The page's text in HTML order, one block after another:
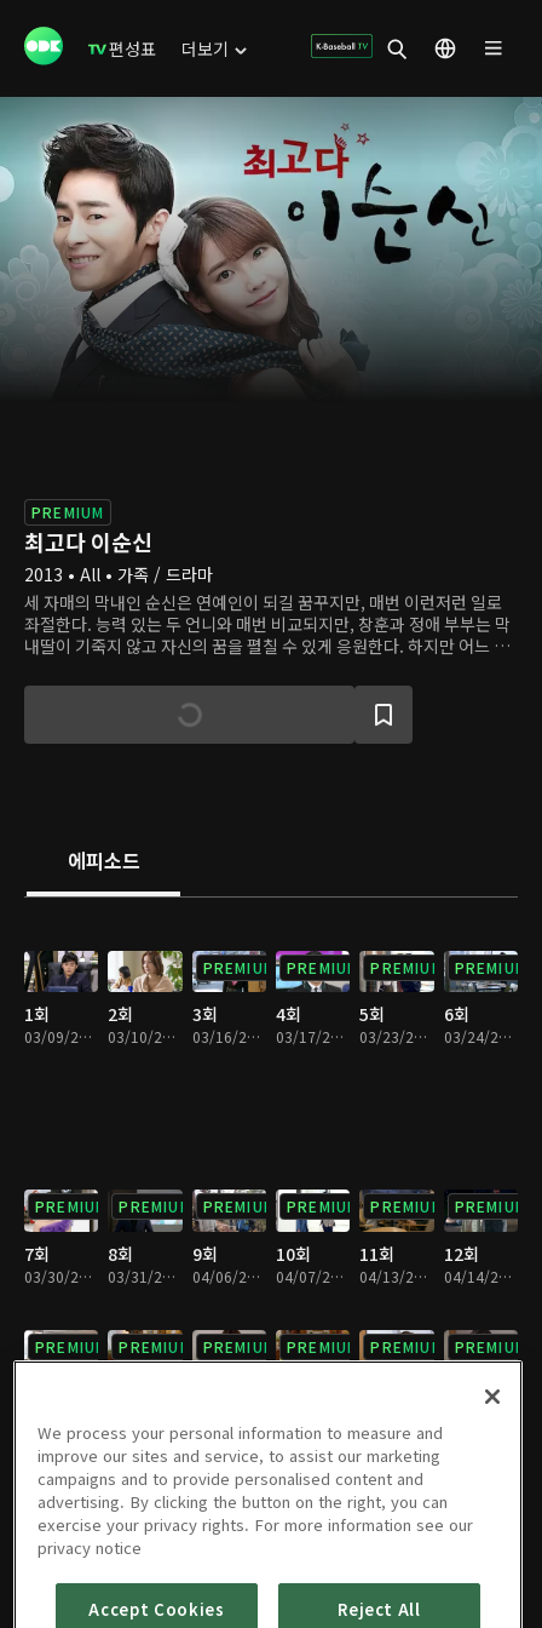
편성표 더보기
PREMIUM
최고다 이순신
2013 • All • 가족 / 드라마
세 자매의 막내인 순신은 연예인이 되길 꿈꾸지만, 매번 이런저런 일로
좌절한다. 능력 있는 두 언니와 매번 비교되지만, 창훈과 정애 부부는 막
내딸이 기죽지 않고 자신의 꿈을 펼칠 수 있게 응원한다. 하지만 어느 날,
명의 소용돌이에 휘말린다. 그 와중에 순신은 연예계 마이더스의 손으로
불리는 기획사 대표 신준호에게 발탁되어 마침내 꿈에 그리던 데뷔에 성
에피소드
1회
03/09/2013 • 1시간 4분
2회
03/10/2013 • 1시간 3분
PREMIUM
3회
03/16/2013 • 1시간 3분
PREMIUM
4회
03/17/2013 • 1시간 4분
PREMIUM
5회
03/23/2013 • 1시간 3분
PREMIUM
6회
03/24/2013 • 1시간 3분
PREMIUM
7회
03/30/2013 • 1시간 3분
PREMIUM
8회
03/31/2013 • 1시간 3분
PREMIUM
9회
04/06/2013 • 1시간 3분
PREMIUM
10회
04/07/2013 • 1시간 3분
PREMIUM
11회
04/13/2013 • 1시간 3분
PREMIUM
12회
04/14/2013 • 1시간 3분
PREMIUM PREMIUM PREMIUM PREMIUM PREMIUM PREMIUM
PREMIUM
19회
05/11/2013 • 1시간 2분
PREMIUM
20회
PREMIUM
21회
PREMIUM
22회
PREMIUM
23회 24회
We process your personal information to measure and
improve our sites and service, to assist our marketing
campaigns and to provide personalised content and
advertising. By clicking the button on the right, you can
exercise your privacy rights. For more information see our
privacy notice
Accept Cookies Reject All